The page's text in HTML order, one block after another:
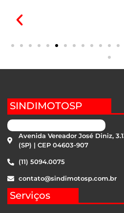
SINDIMOTOSP
Avenida Vereador José Diniz,
(SP) | CEP 04603-907
(11) 5094.0075
contato@sindimotosp.com.br
Serviços